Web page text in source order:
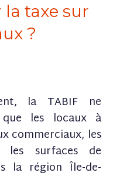
taxe sur
?
la TABIF ne
que les locaux à
commerciaux, les
surfaces de
la région Île-de-